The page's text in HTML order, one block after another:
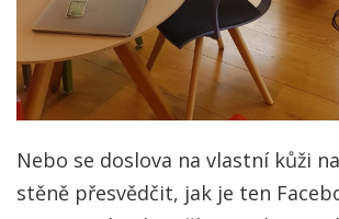
Nebo se doslova na vlastní kůži
stěně přesvědčit, jak je ten